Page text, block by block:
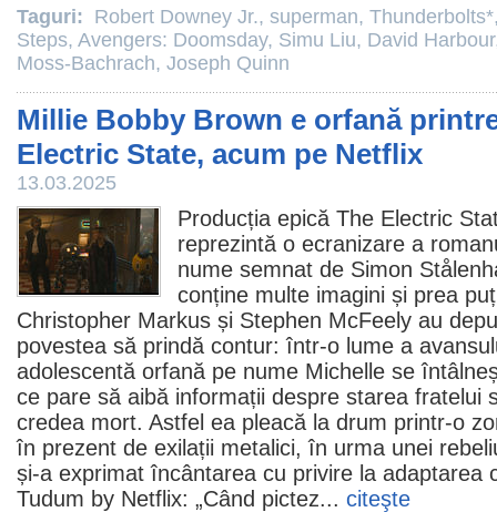
Taguri: Robert Downey Jr., superman, Thunderbolts*
Steps, Avengers: Doomsday, Simu Liu, David Harbour
Moss-Bachrach, Joseph Quinn
Millie Bobby Brown e orfană
Electric State, acum pe Netflix
13.03.2025
Producția epică The Electric
reprezintă o ecranizare a
nume semnat de Simon
conține multe imagini și prea
Christopher Markus și Stephen McFeely au
povestea să prindă contur: într-o lume a
adolescentă orfană pe nume Michelle se
ce pare să aibă informații despre starea fratelui
credea mort. Astfel ea pleacă la drum printr-o
în prezent de exilații metalici, în urma unei
și-a exprimat încântarea cu privire la adaptarea
Tudum by Netflix: „Când pictez... citeşte